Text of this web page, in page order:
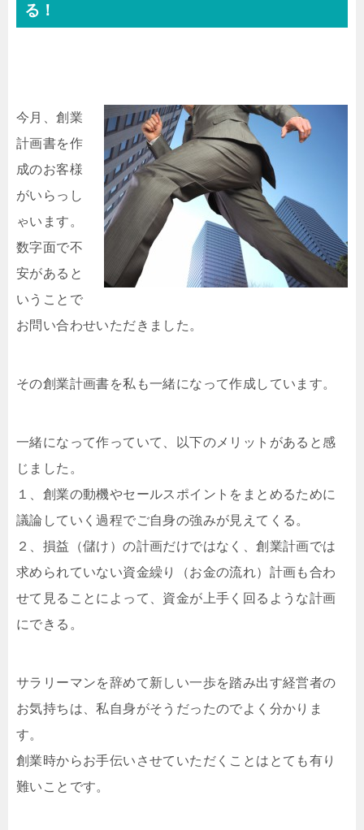
る！
今 月、創業
計画書を作
成のお客様
がいらっし
ゃいます。
数字面で不
安があると
いうことで
お問い合わせいただきました。
その創業計画書を私も一緒になって作成しています。
一緒になって作っていて、以下のメリットがあると感
じました。
１、創業の動機やセールスポイントをまとめるために
議論していく過程でご自身の強みが見えてくる。
２、損益（儲け）の計画だけではなく、創業計画では
求められていない資金繰り（お金の流れ）計画も合わ
せて見ることによって、資金が上手く回るような計画
にできる。
サラリーマンを辞めて新しい一歩を踏み出す経営者の
お気持ちは、私自身がそうだったのでよく分かりま
す。
創業時からお手伝いさせていただくことはとても有り
難いことです。